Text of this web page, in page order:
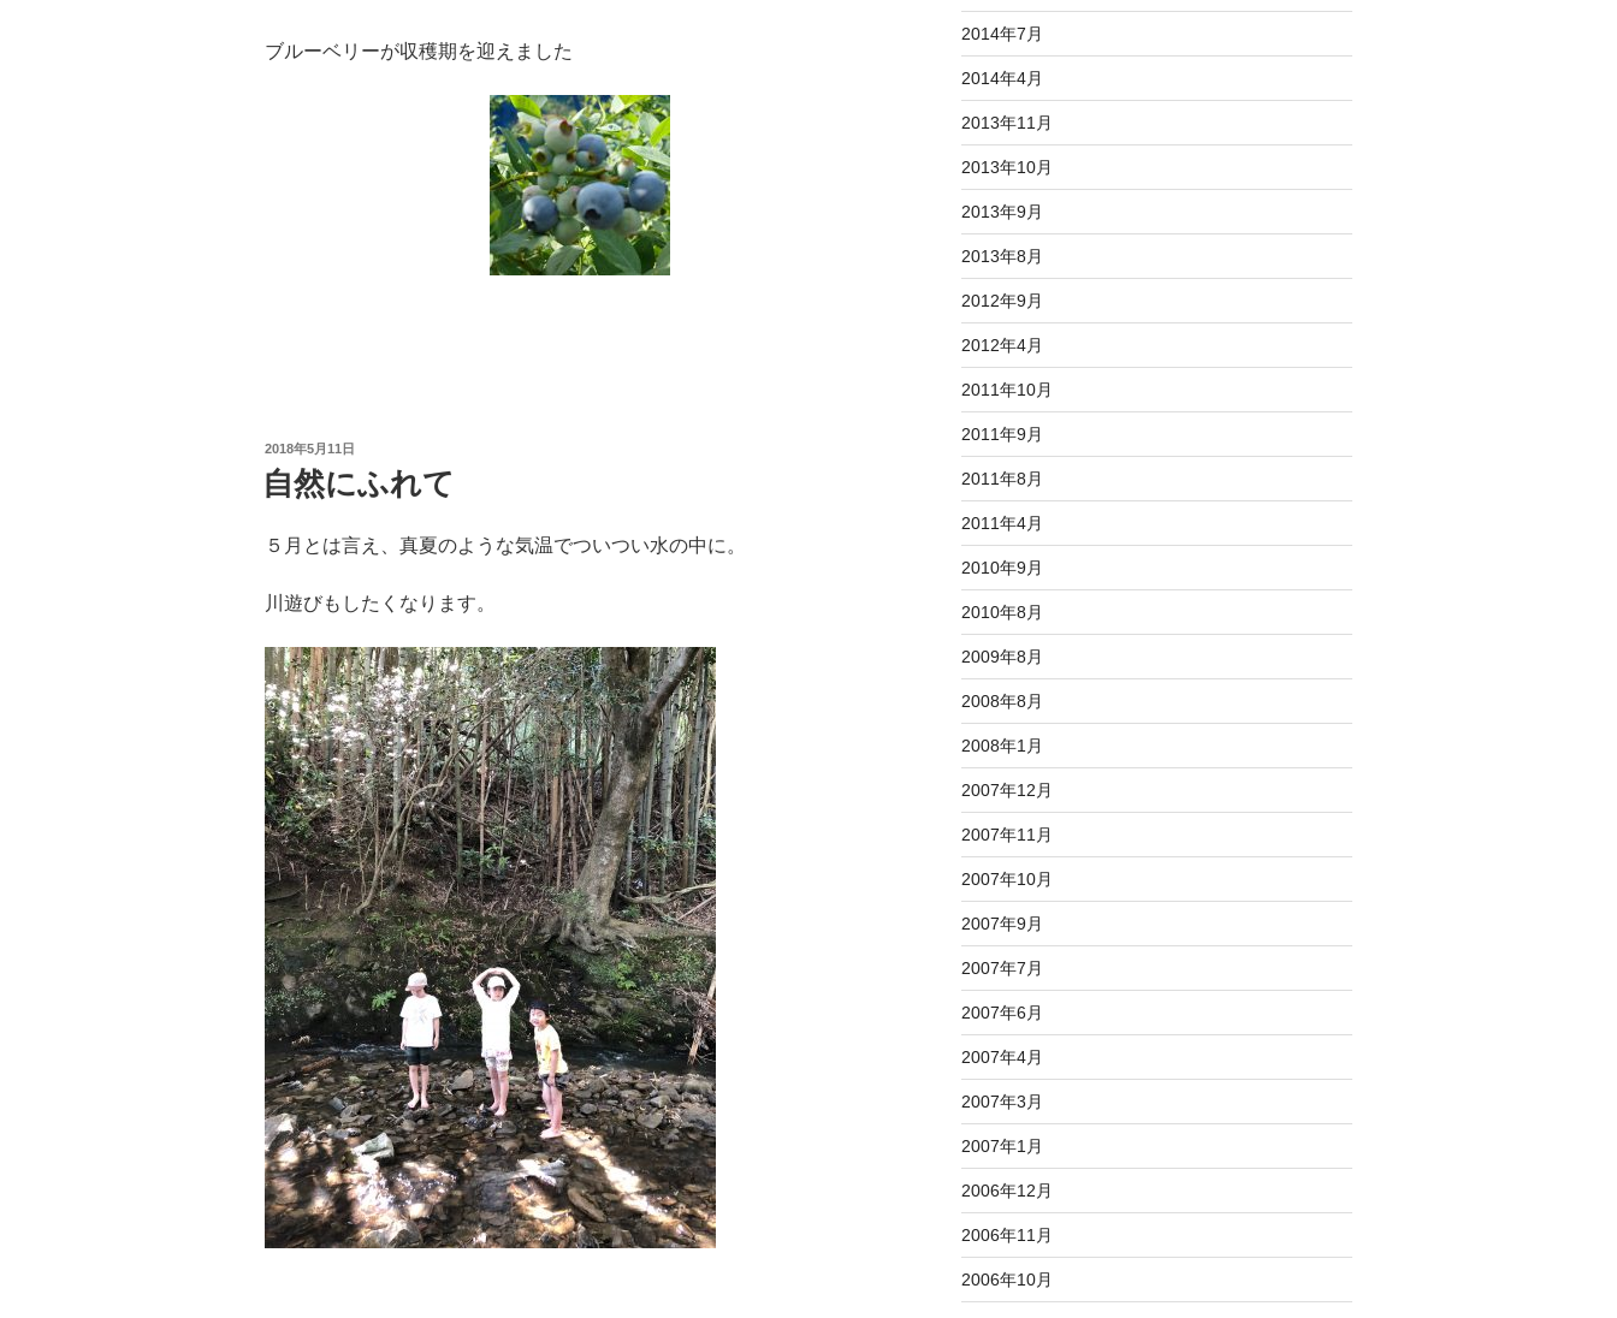
ブルーベリーが収穫期を迎えました
投
稿
日:
2018年5月11日
自然にふれて
５月とは言え、真夏のような気温でついつい水の中に。
川遊びもしたくなります。
2014年7月
2014年4月
2013年11月
2013年10月
2013年9月
2013年8月
2012年9月
2012年4月
2011年10月
2011年9月
2011年8月
2011年4月
2010年9月
2010年8月
2009年8月
2008年8月
2008年1月
2007年12月
2007年11月
2007年10月
2007年9月
2007年7月
2007年6月
2007年4月
2007年3月
2007年1月
2006年12月
2006年11月
2006年10月